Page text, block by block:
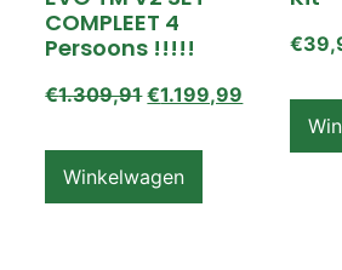
COMPLEET 4
Persoons !!!!!
€1.309,91 €1.199,99
Winkelwagen
€